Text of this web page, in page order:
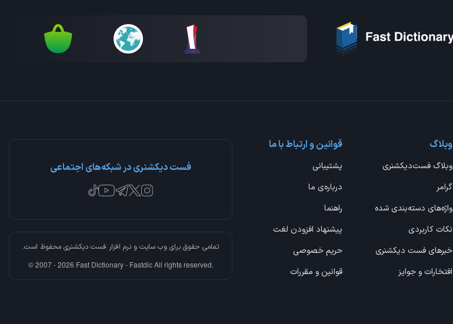
وبلاگ
وبلاگ فست‌دیکشنری
گرامر
واژه‌های دسته‌بندی شده
نکات کاربردی
خبرهای فست دیکشنری
افتخارات و جوایز
قوانین و ارتباط با ما
پشتیبانی
درباره‌ی ما
راهنما
پیشنهاد افزودن لغت
حریم خصوصی
قوانین و مقررات
فست دیکشنری در شبکه‌های اجتماعی
تمامی حقوق برای وب سایت و نرم افزار فست دیکشنریمحفوظ است.
© 2007 - 2026 Fast Dictionary - Fastdic All rights reserved.